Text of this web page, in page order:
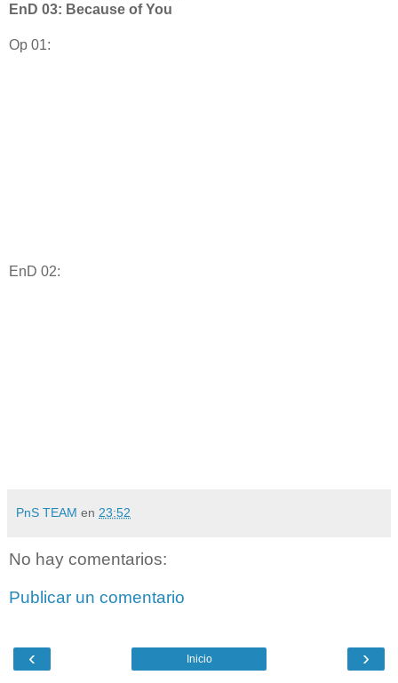
EnD 03: Because of You
Op 01:
EnD 02:
PnS TEAM en 23:52
No hay comentarios:
Publicar un comentario
‹ ›
Inicio